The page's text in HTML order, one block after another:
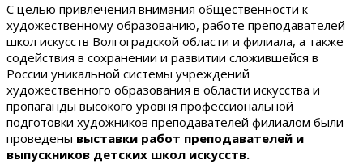
С целью привлечения внимания общественности к
художественному образованию, работе преподавателей
школ искусств Волгоградской области и филиала, а также
содействия в сохранении и развитии сложившейся в
России уникальной системы учреждений
художественного образования в области искусства и
пропаганды высокого уровня профессиональной
подготовки художников преподавателей филиалом были
проведены выставки работ преподавателей и
выпускников детских школ искусств.